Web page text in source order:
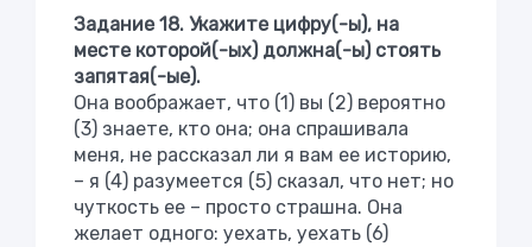
Задание 18. Укажите цифру(-ы), на
месте которой(-ых) должна(-ы) стоять
запятая(-ые).
Она воображает, что (1) вы (2) вероятно
(3) знаете, кто она; она спрашивала
меня, не рассказал ли я вам ее историю,
– я (4) разумеется (5) сказал, что нет; но
чуткость ее – просто страшна. Она
желает одного: уехать, уехать (6)